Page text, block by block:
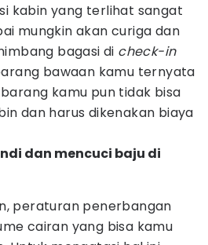
kabin yang terlihat sangat
mungkin akan curiga dan
bagasi di check-in
bawaan kamu ternyata
kamu pun tidak bisa
dan harus dikenakan biaya
dan mencuci baju di
peraturan penerbangan
cairan yang bisa kamu